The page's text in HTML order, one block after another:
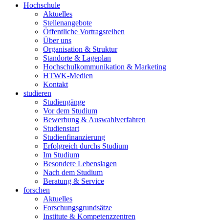
Hochschule
Aktuelles
Stellenangebote
Öffentliche Vortragsreihen
Über uns
Organisation & Struktur
Standorte & Lageplan
Hochschulkommunikation & Marketing
HTWK-Medien
Kontakt
studieren
Studiengänge
Vor dem Studium
Bewerbung & Auswahlverfahren
Studienstart
Studienfinanzierung
Erfolgreich durchs Studium
Im Studium
Besondere Lebenslagen
Nach dem Studium
Beratung & Service
forschen
Aktuelles
Forschungsgrundsätze
Institute & Kompetenzzentren